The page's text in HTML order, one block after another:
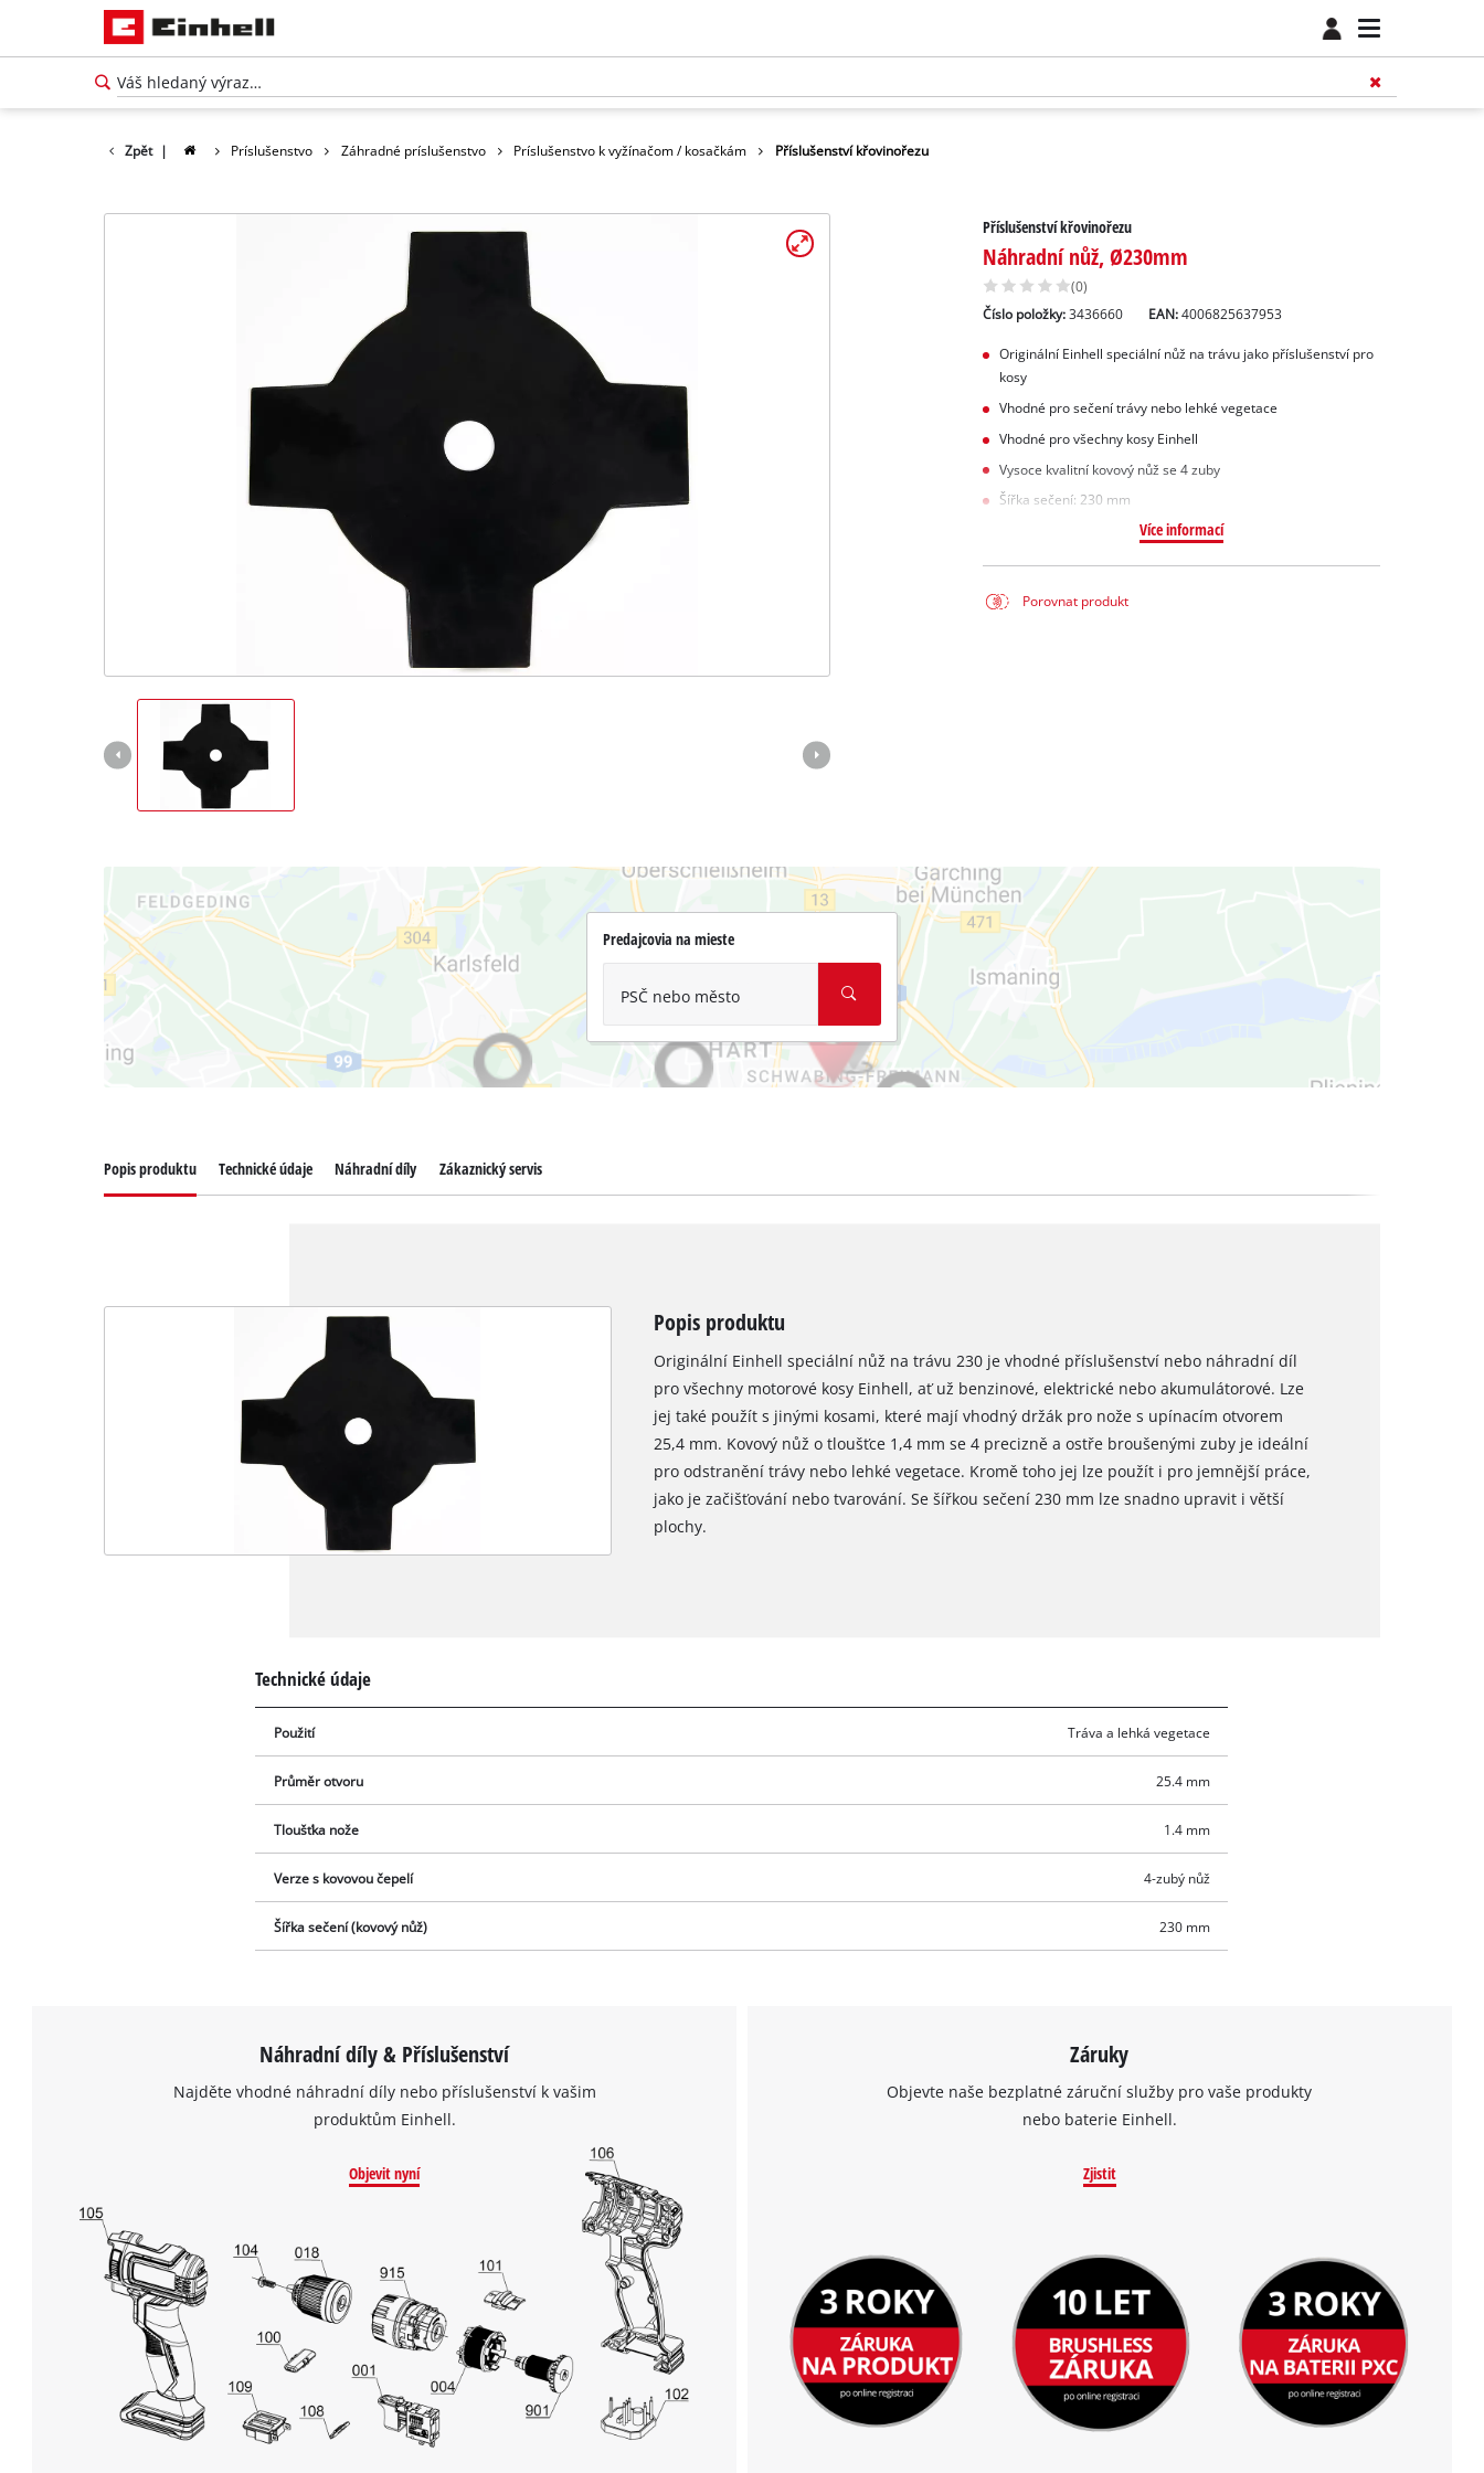
Zpět | Príslušenstvo Záhradné príslušenstvo Príslušenstvo k vyžínačom / kosačkám Příslušenství křovinořezu
Příslušenství křovinořezu
Náhradní nůž, Ø230mm
(0)
Číslo položky: 3436660 EAN:4006825637953
Originální Einhell speciální nůž na trávu jako příslušenství pro
kosy
Vhodné pro sečení trávy nebo lehké vegetace
Vhodné pro všechny kosy Einhell
Vysoce kvalitní kovový nůž se 4 zuby
Šířka sečení: 230 mm
Více informací
Porovnat produkt
Predajcovia na mieste
PSČ nebo město
Powered byUsercentrics Consent
Popis produktu Technické údaje Náhradní díly Zákaznický servis
Popis produktu
Originální Einhell speciální nůž na trávu 230 je vhodné příslušenství nebo náhradní díl
pro všechny motorové kosy Einhell, ať už benzinové, elektrické nebo akumulátorové. Lze
jej také použít s jinými kosami, které mají vhodný držák pro nože s upínacím otvorem
25,4 mm. Kovový nůž o tloušťce 1,4 mm se 4 precizně a ostře broušenými zuby je ideální
pro odstranění trávy nebo lehké vegetace. Kromě toho jej lze použít i pro jemnější práce,
jako je začišťování nebo tvarování. Se šířkou sečení 230 mm lze snadno upravit i větší
plochy.
Technické údaje
Použití Tráva a lehká vegetace
Průměr otvoru 25.4 mm
Tloušťka nože 1.4 mm
Verze s kovovou čepelí 4-zubý nůž
Šířka sečení (kovový nůž) 230 mm
Náhradní díly & Příslušenství
Najděte vhodné náhradní díly nebo příslušenství k vašim
produktům Einhell.
Objevit nyní
Záruky
Objevte naše bezplatné záruční služby pro vaše produkty
nebo baterie Einhell.
Zjistit